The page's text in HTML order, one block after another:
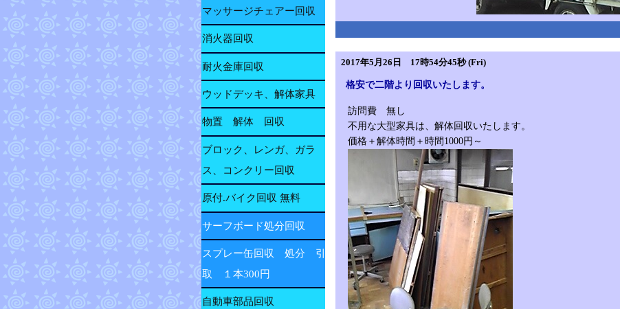
2017年5月26日 17時54分45秒 (Fri)
格安で二階より回収いたします。
訪問費 無し
不用な大型家具は、解体回収いたします。
価格＋解体時間＋時間1000円～
マッサージチェアー回収
消火器回収
耐火金庫回収
ウッドデッキ、解体家具
物置 解体 回収
ブロック、レンガ、ガラ
ス、コンクリー回収
原付.バイク回収 無料
サーフボード処分回収
スプレー缶回収 処分 引
取 １本300円
自動車部品回収